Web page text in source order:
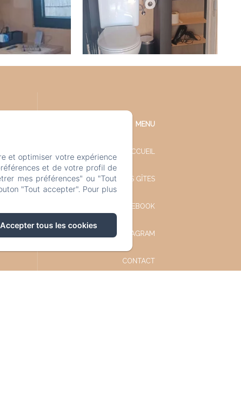
MENU
ACCUEIL
NOS GÎTES
FACEBOOK
INSTAGRAM
CONTACT
et optimiser votre expérience
et de votre profil de
mes préférences" ou "Tout
"Tout accepter". Pour plus
Accepter tous les cookies